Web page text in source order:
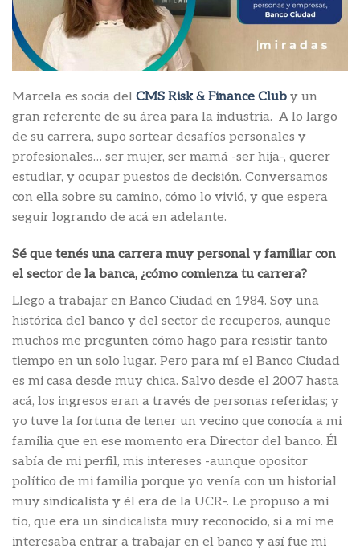
Marcela es socia del CMS Risk & Finance Club y un
gran referente de su área para la industria. A lo largo
de su carrera, supo sortear desafíos personales y
profesionales… ser mujer, ser mamá -ser hija-, querer
estudiar, y ocupar puestos de decisión. Conversamos
con ella sobre su camino, cómo lo vivió, y que espera
seguir logrando de acá en adelante.
Sé que tenés una carrera muy personal y familiar con
el sector de la banca, ¿cómo comienza tu carrera?
Llego a trabajar en Banco Ciudad en 1984. Soy una
histórica del banco y del sector de recuperos, aunque
muchos me pregunten cómo hago para resistir tanto
tiempo en un solo lugar. Pero para mí el Banco Ciudad
es mi casa desde muy chica. Salvo desde el 2007 hasta
acá, los ingresos eran a través de personas referidas; y
yo tuve la fortuna de tener un vecino que conocía a mi
familia que en ese momento era Director del banco. Él
sabía de mi perfil, mis intereses -aunque opositor
político de mi familia porque yo venía con un historial
muy sindicalista y él era de la UCR-. Le propuso a mi
tío, que era un sindicalista muy reconocido, si a mí me
interesaba entrar a trabajar en el banco y así fue mi